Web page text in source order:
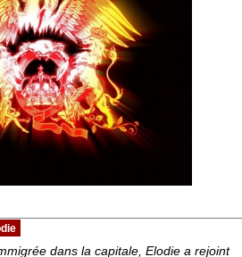
dans la capitale, Elodie a rejoint